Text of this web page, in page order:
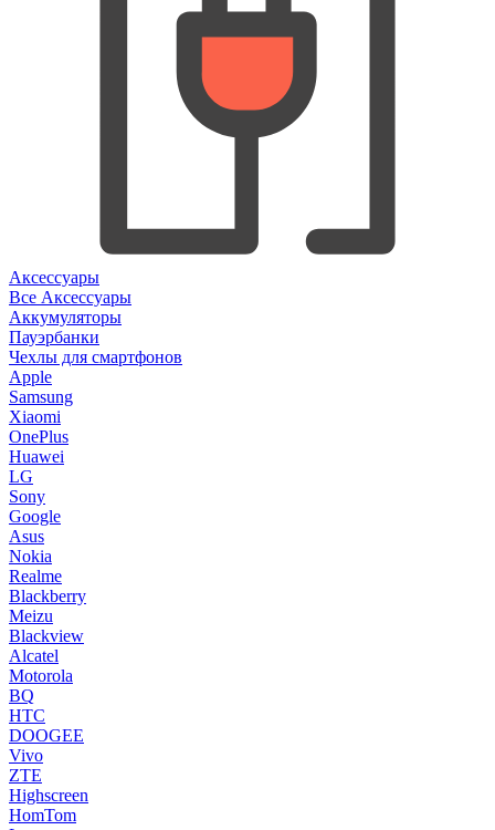
Аксессуары
Все Аксессуары
Аккумуляторы
Пауэрбанки
Чехлы для смартфонов
Apple
Samsung
Xiaomi
OnePlus
Huawei
LG
Sony
Google
Asus
Nokia
Realme
Blackberry
Meizu
Blackview
Alcatel
Motorola
BQ
HTC
DOOGEE
Vivo
ZTE
Highscreen
HomTom